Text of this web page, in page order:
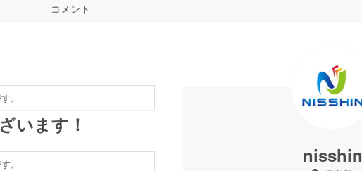
コメント
。
います！
。 nisshin